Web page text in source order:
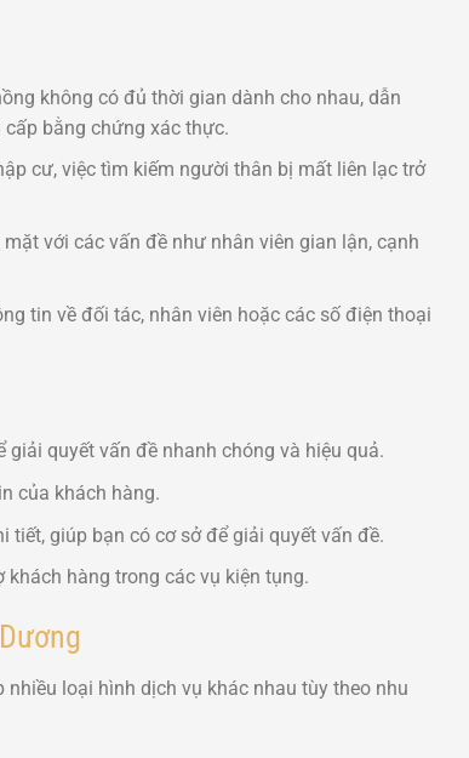
không có đủ thời gian dành cho nhau, dẫn
bằng chứng xác thực.
cư, việc tìm kiếm người thân bị mất liên lạc trở
với các vấn đề như nhân viên gian lận, cạnh
tin về đối tác, nhân viên hoặc các số điện thoại
quyết vấn đề nhanh chóng và hiệu quả.
của khách hàng.
giúp bạn có cơ sở để giải quyết vấn đề.
hàng trong các vụ kiện tụng.
loại hình dịch vụ khác nhau tùy theo nhu